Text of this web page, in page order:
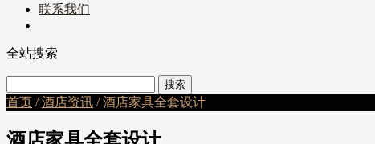
联系我们
全站搜索
首页 /酒店资讯 / 酒店家具全套设计